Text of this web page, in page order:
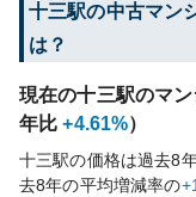
十三駅の中古マン
は？
現在の十三駅のマ
年比 +4.61%）
十三駅の価格は過去8
去8年の平均増減率の